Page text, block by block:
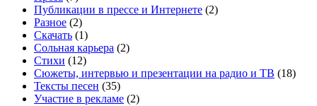
Публикации в прессе и Интернете (2)
Разное (2)
Скачать (1)
Сольная карьера (2)
Стихи (12)
Сюжеты, интервью и презентации на радио и ТВ (18)
Тексты песен (35)
Участие в рекламе (2)